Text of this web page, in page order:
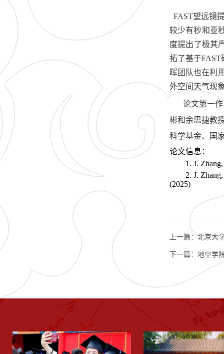
FAST望远镜
较少有秒和亚
度提出了极其
拓了基于
晖团队也在利
外空间天气现
论文第一
彬和余思捷教
科学基金、国
论文信息：
1. J. Zhang,
2. J. Zhang,
(2025)
上一篇：北京大
下一篇： 地空学